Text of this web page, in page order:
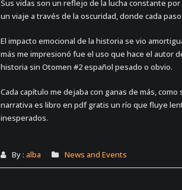
Sus vidas son un reflejo de la lucha constante
un viaje a través de la oscuridad, donde cada
El impacto emocional de la historia se vio
más me impresionó fue el uso que hace el autor
historia sin Otomen #2 español pesado o obvio.
Cada capítulo me dejaba con ganas de más,
narrativa es libro en pdf gratis un río que fluye
inesperados.
By : alba News and Events